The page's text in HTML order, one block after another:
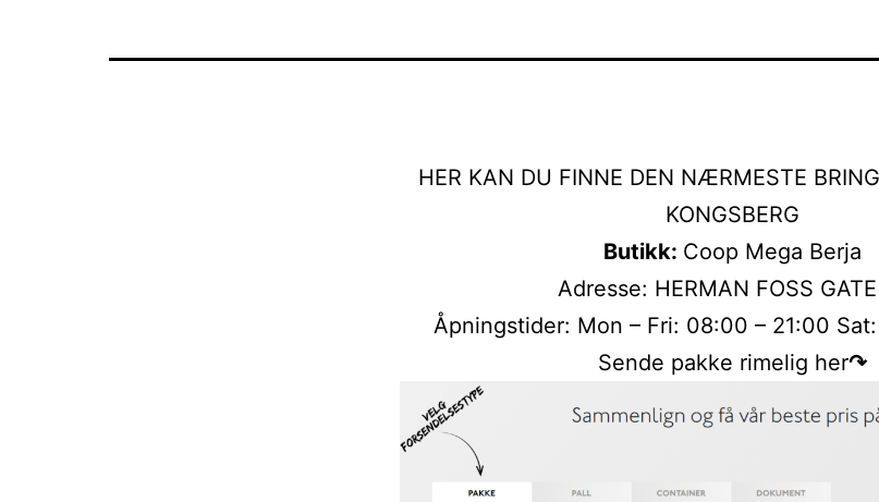
HER KAN DU FINNE DEN NÆRMESTE
KONGSBERG
Butikk: Coop Mega Berja
Adresse: HERMAN FOSS
Åpningstider: Mon – Fri: 08:00 – 21:00
Sende pakke rimelig her↷